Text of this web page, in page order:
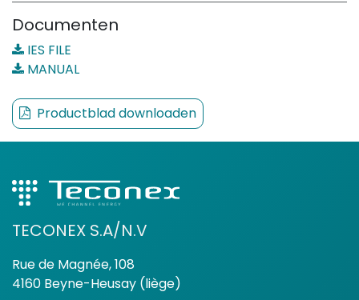
Documenten
IES FILE
MANUAL
Productblad downloaden
TECONEX S.A/N.V
Rue de Magnée, 108
4160 Beyne-Heusay (liège)